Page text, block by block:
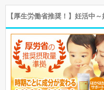
【厚生労働省推奨！】妊活中